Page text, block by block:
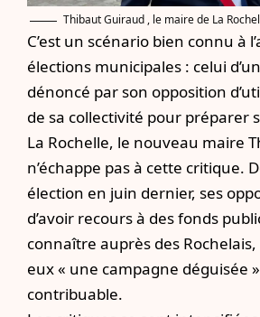
Thibaut Guiraud , le maire de La
C’est un scénario bien connu à
élections municipales : celui
dénoncé par son opposition
de sa collectivité pour préparer
La Rochelle, le nouveau maire
n’échappe pas à cette critique.
élection en juin dernier, ses
d’avoir recours à des fonds
connaître auprès des
eux « une campagne déguisée
contribuable.